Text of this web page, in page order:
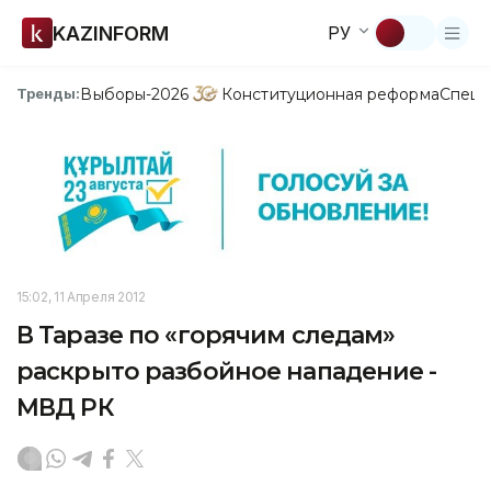
KAZINFORM РУ
Тренды:Выборы-2026 Конституционная реформа
15:02, 11 Апреля 2012
В Таразе по «горячим следам»
раскрыто разбойное нападение -
МВД РК